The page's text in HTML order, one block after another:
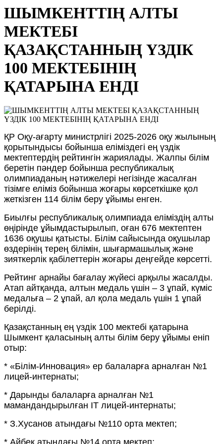
ШЫМКЕНТТІҢ АЛТЫ
МЕКТЕБІ
ҚАЗАҚСТАННЫҢ ҮЗДІК
100 МЕКТЕБІНІҢ
ҚАТАРЫНА ЕНДІ
ҚР Оқу-ағарту министрлігі 2025-2026 оқу жылының
қорытындысы бойынша еліміздегі ең үздік
мектептердің рейтингін жариялады. Жалпы білім
беретін пәндер бойынша республикалық
олимпиаданың нәтижелері негізінде жасалған
тізімге еліміз бойынша жоғары көрсеткішке қол
жеткізген 114 білім беру ұйымы енген.
Биылғы республикалық олимпиада еліміздің алты
өңірінде ұйымдастырылып, оған 676 мектептен
1636 оқушы қатысты. Білім сайысында оқушылар
өздерінің терең білімін, шығармашылық және
зияткерлік қабілеттерін жоғары деңгейде көрсетті.
Рейтинг арнайы бағалау жүйесі арқылы жасалды.
Атап айтқанда, алтын медаль үшін – 3 ұпай, күміс
медальға – 2 ұпай, ал қола медаль үшін 1 ұпай
берілді.
Қазақстанның ең үздік 100 мектебі қатарына
Шымкент қаласының алты білім беру ұйымы еніп
отыр:
* «Білім-Инновация» ер балаларға арналған №1
лицей-интернаты;
* Дарынды балаларға арналған №1
мамандандырылған ІТ лицей-интернаты;
* З.Хусанов атындағы №110 орта мектеп;